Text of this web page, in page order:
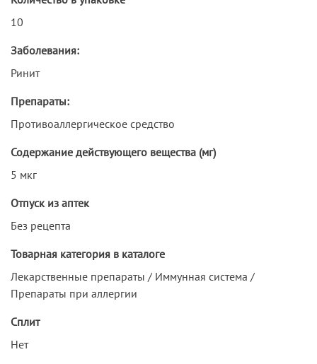
10
Заболевания:
Ринит
Препараты:
Противоаллергическое средство
Содержание действующего вещества (мг)
5 мкг
Отпуск из аптек
Без рецепта
Товарная категория в каталоге
Лекарственные препараты / Иммунная система /
Препараты при аллергии
Сплит
Нет